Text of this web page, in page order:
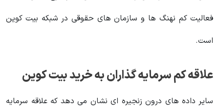
فعالیت کم نهنگ ها و سازمان های حقوقی در شبکه بیت کوین
است.
علاقه کم سرمایه گذاران به خرید بیت کوین
سایر داده های درون زنجیره ای نشان می دهد که علاقه سرمایه